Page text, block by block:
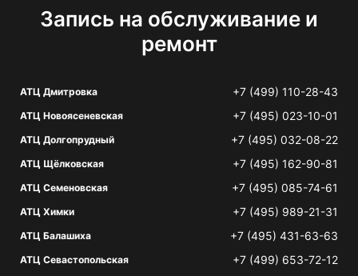
Запись на обслуживание и
ремонт
АТЦ Дмитровка +7 (499) 110-28-43
АТЦ Новоясеневская +7 (495) 023-10-01
АТЦ Долгопрудный +7 (495) 032-08-22
АТЦ Щёлковская +7 (495) 162-90-81
АТЦ Семеновская +7 (495) 085-74-61
АТЦ Химки +7 (495) 989-21-31
АТЦ Балашиха +7 (495) 431-63-63
АТЦ Севастопольская +7 (499) 653-72-12